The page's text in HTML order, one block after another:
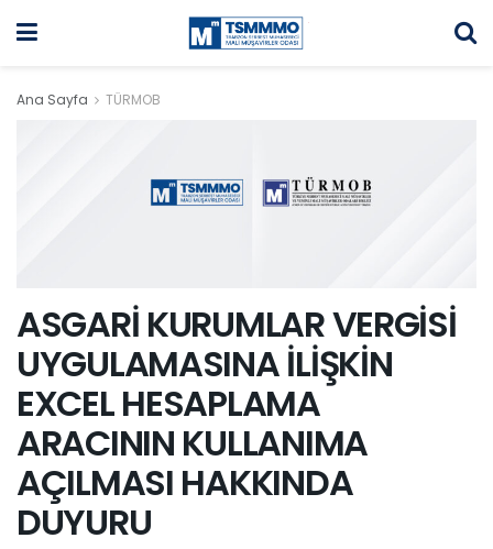
Ana Sayfa TÜRMOB
ASGARİ KURUMLAR VERGİSİ
UYGULAMASINA İLİŞKİN
EXCEL HESAPLAMA
ARACININ KULLANIMA
AÇILMASI HAKKINDA
DUYURU